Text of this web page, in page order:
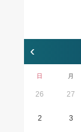
‹
日 月
26 27
2 3